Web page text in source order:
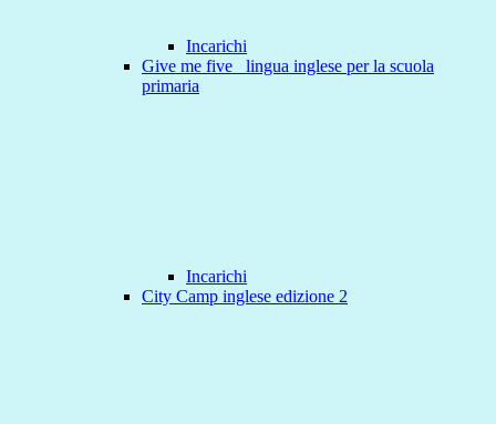
Incarichi
Give me five _lingua inglese per la scuola
primaria
Incarichi
City Camp inglese edizione 2